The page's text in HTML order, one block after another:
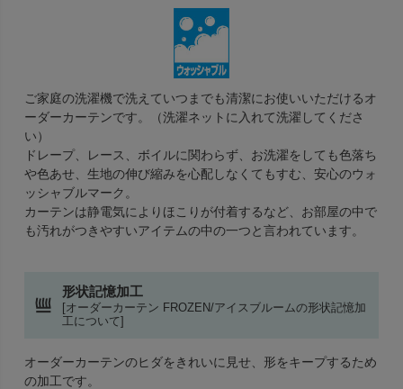
ご家庭の洗濯機で洗えていつまでも清潔にお使いいただけるオ
ーダーカーテンです。（洗濯ネットに入れて洗濯してくださ
い）
ドレープ、レース、ボイルに関わらず、お洗濯をしても色落ち
や色あせ、生地の伸び縮みを心配しなくてもすむ、安心のウォ
ッシャブルマーク。
カーテンは静電気によりほこりが付着するなど、お部屋の中で
も汚れがつきやすいアイテムの中の一つと言われています。
形状記憶加工
[オーダーカーテン FROZEN/アイスブルームの形状記憶加
工について]
オーダーカーテンのヒダをきれいに見せ、形をキープするため
の加工です。